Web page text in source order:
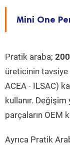
Mini One
Pratik araba;
üreticinin
ACEA - ILSAC)
kullanır.
parçaların OEM
Ayrıca Pratik